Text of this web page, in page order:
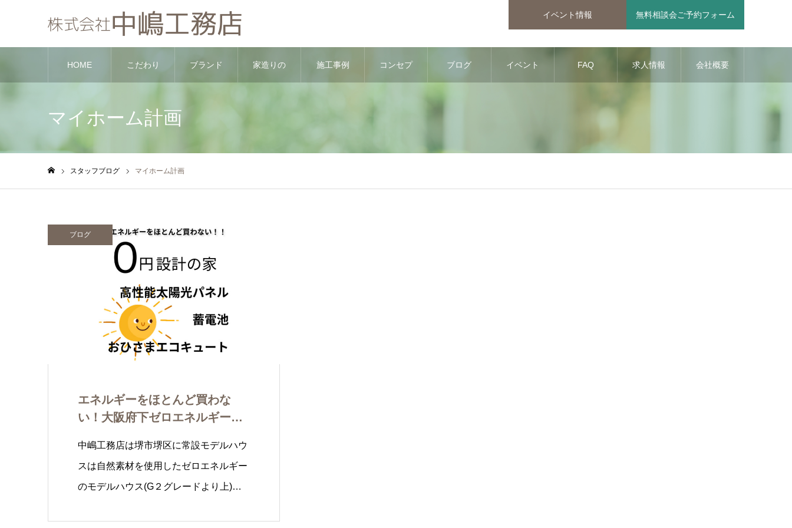
イベント情報 無料相談会ご予約フォーム
HOME こだわり ブランド 家造りの 施工事例 コンセプ ブログ イベント FAQ 求人情報 会社概要
マイホーム計画
スタッフブログ マイホーム計画
ブログ
エネルギーをほとんど買わな
い！大阪府下ゼロエネルギーハ
中嶋工務店は堺市堺区に常設モデルハウ
スは自然素材を使用したゼロエネルギー
のモデルハウス(G２グレードより上)…